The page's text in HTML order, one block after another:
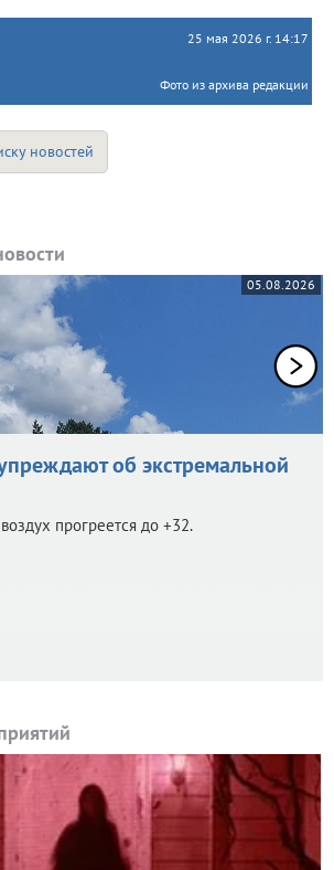
25 мая 2026 г. 14:17
Фото из архива редакции
новостей
05.08.2026
об экстремальной
прогреется до +32.